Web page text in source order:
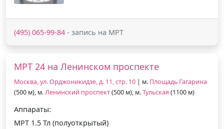
(495) 065-99-84 - запись на МРТ
МРТ 24 на Ленинском проспекте
Москва, ул. Орджоникидзе, д. 11, стр. 10 | м. Площадь Гагарина
(500 м), м.Ленинский проспект(500 м), м.Тульская (1100 м)
Аппараты:
МРТ 1.5 Тл (полуоткрытый)